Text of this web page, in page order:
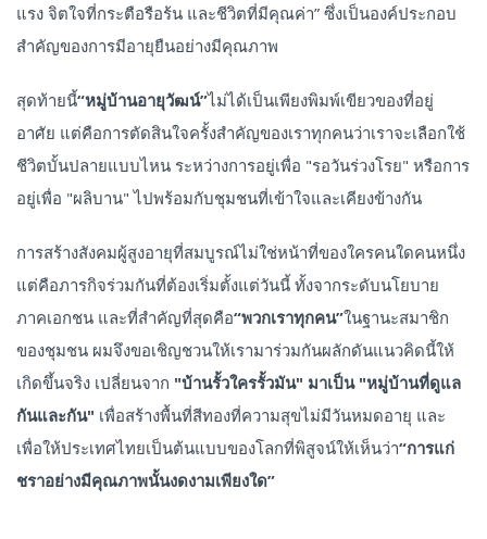
แรง จิตใจที่กระตือรือร้น และชีวิตที่มีคุณค่า” ซึ่งเป็นองค์ประกอบ
สำคัญของการมีอายุยืนอย่างมีคุณภาพ
สุดท้ายนี้“หมู่บ้านอายุวัฒน์”ไม่ได้เป็นเพียงพิมพ์เขียวของที่อยู่
อาศัย แต่คือการตัดสินใจครั้งสำคัญของเราทุกคนว่าเราจะเลือกใช้
ชีวิตบั้นปลายแบบไหน ระหว่างการอยู่เพื่อ "รอวันร่วงโรย" หรือการ
อยู่เพื่อ "ผลิบาน" ไปพร้อมกับชุมชนที่เข้าใจและเคียงข้างกัน
การสร้างสังคมผู้สูงอายุที่สมบูรณ์ไม่ใช่หน้าที่ของใครคนใดคนหนึ่ง
แต่คือภารกิจร่วมกันที่ต้องเริ่มตั้งแต่วันนี้ ทั้งจากระดับนโยบาย
ภาคเอกชน และที่สำคัญที่สุดคือ“พวกเราทุกคน”ในฐานะสมาชิก
ของชุมชน ผมจึงขอเชิญชวนให้เรามาร่วมกันผลักดันแนวคิดนี้ให้
เกิดขึ้นจริง เปลี่ยนจาก "บ้านรั้วใครรั้วมัน" มาเป็น "หมู่บ้านที่ดูแล
กันและกัน" เพื่อสร้างพื้นที่สีทองที่ความสุขไม่มีวันหมดอายุ และ
เพื่อให้ประเทศไทยเป็นต้นแบบของโลกที่พิสูจน์ให้เห็นว่า“การแก่
ชราอย่างมีคุณภาพนั้นงดงามเพียงใด”